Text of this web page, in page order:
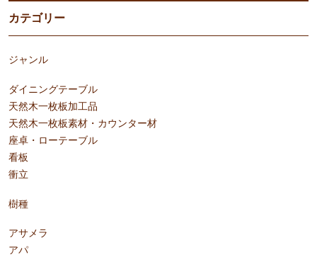
カテゴリー
ジャンル
ダイニングテーブル
天然木一枚板加工品
天然木一枚板素材・カウンター材
座卓・ローテーブル
看板
衝立
樹種
アサメラ
アパ